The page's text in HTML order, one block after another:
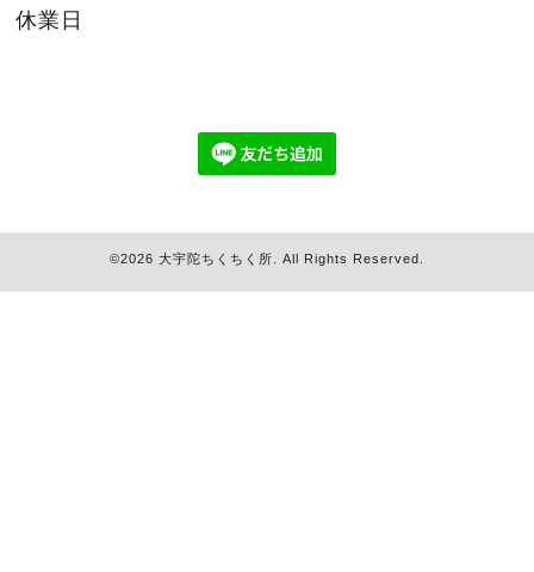
休業日
©2026 大宇陀ちくちく所. All Rights Reserved.